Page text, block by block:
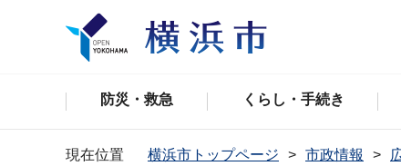
防災・救急 くらし・手続き
現在位置 横浜市トップページ 市政情報